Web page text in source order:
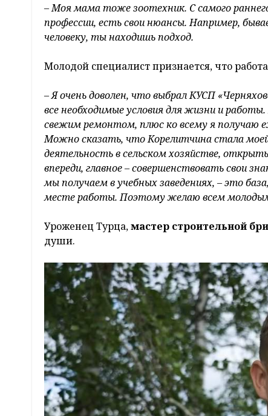
– Моя мама тоже зоотехник. С самого
профессии, есть свои нюансы. Например,
человеку, ты находишь подход.
Молодой специалист признается, что
– Я очень доволен, что выбрал КУСП
все необходимые условия для жизни и
свежим ремонтом, плюс ко всему я получаю
Можно сказать, что Корелитчина стала
деятельность в сельском хозяйстве,
впереди, главное – совершенствовать свои
мы получаем в учебных заведениях, – это
месте работы. Поэтому желаю всем
Уроженец Турца,мастер строительной
души.